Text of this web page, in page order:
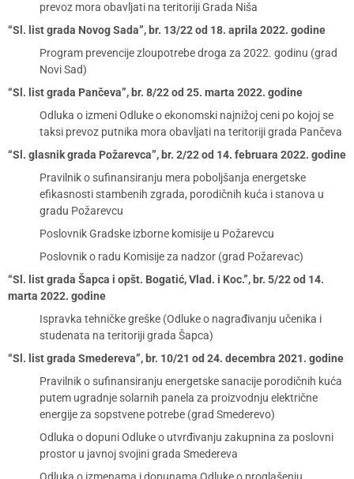
prevoz mora obavljati na teritoriji Grada Niša
“Sl. list grada Novog Sada”, br. 13/22 od 18. aprila 2022. godine
Program prevencije zloupotrebe droga za 2022. godinu (grad
Novi Sad)
“Sl. list grada Pančeva”, br. 8/22 od 25. marta 2022. godine
Odluka o izmeni Odluke o ekonomski najnižoj ceni po kojoj se
taksi prevoz putnika mora obavljati na teritoriji grada Pančeva
“Sl. glasnik grada Požarevca”, br. 2/22 od 14. februara 2022. godine
Pravilnik o sufinansiranju mera poboljšanja energetske
efikasnosti stambenih zgrada, porodičnih kuća i stanova u
gradu Požarevcu
Poslovnik Gradske izborne komisije u Požarevcu
Poslovnik o radu Komisije za nadzor (grad Požarevac)
“Sl. list grada Šapca i opšt. Bogatić, Vlad. i Koc.”, br. 5/22 od 14.
marta 2022. godine
Ispravka tehničke greške (Odluke o nagrađivanju učenika i
studenata na teritoriji grada Šapca)
“Sl. list grada Smedereva”, br. 10/21 od 24. decembra 2021. godine
Pravilnik o sufinansiranju energetske sanacije porodičnih kuća
putem ugradnje solarnih panela za proizvodnju električne
energije za sopstvene potrebe (grad Smederevo)
Odluka o dopuni Odluke o utvrđivanju zakupnina za poslovni
prostor u javnoj svojini grada Smedereva